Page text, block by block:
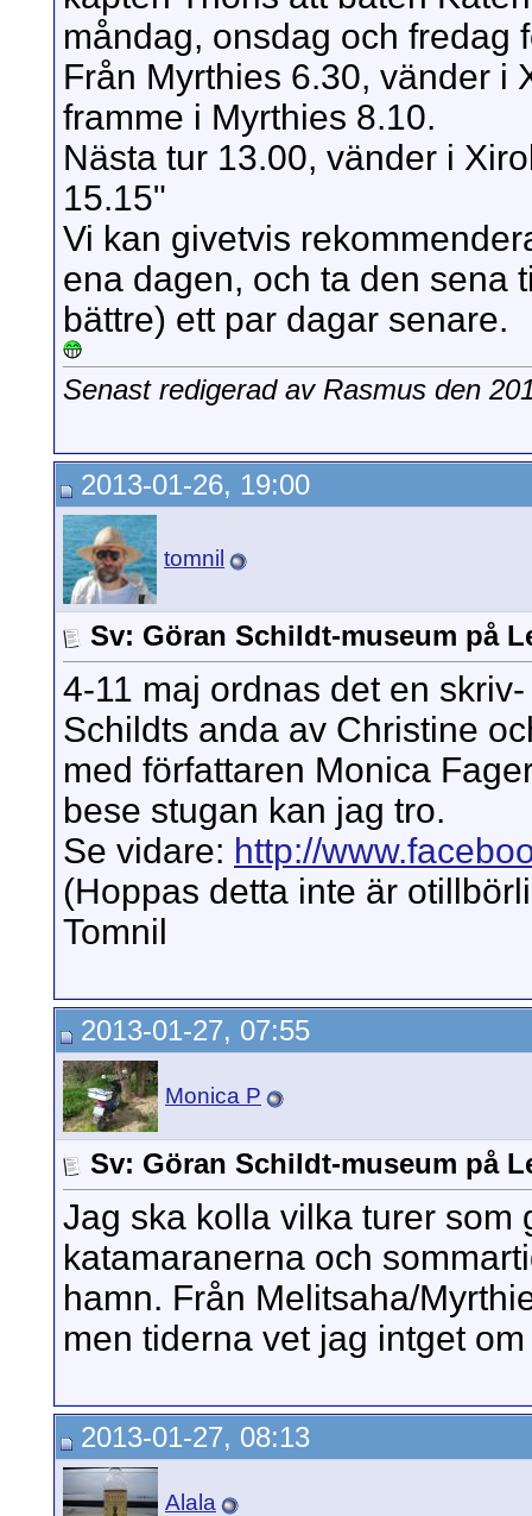
måndag, onsdag och fredag
Från Myrthies 6.30, vänder i
framme i Myrthies 8.10.
Nästa tur 13.00, vänder i
15.15"
Vi kan givetvis
ena dagen, och ta den sena
bättre) ett par dagar senare.
Senast redigerad av Rasmus den
2013-01-26, 19:00
tomnil
Sv: Göran Schildt-museum på
4-11 maj ordnas det en
Schildts anda av Christine
med författaren Monica
bese stugan kan jag tro.
Se vidare: http://
(Hoppas detta inte är
Tomnil
2013-01-27, 07:55
Monica P
Sv: Göran Schildt-museum på
Jag ska kolla vilka turer som
katamaranerna och
hamn. Från Melitsaha/
men tiderna vet jag intget
2013-01-27, 08:13
Alala